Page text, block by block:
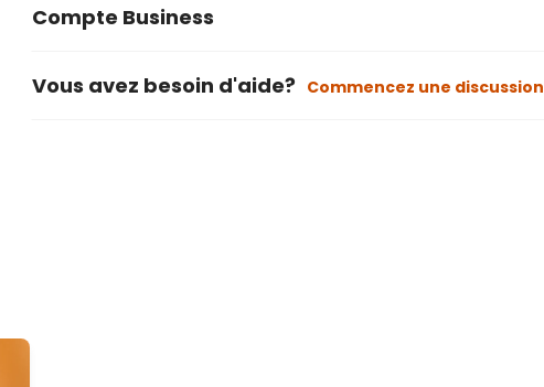
Compte Business
Vous avez besoin d'aide? Commencez une discussion